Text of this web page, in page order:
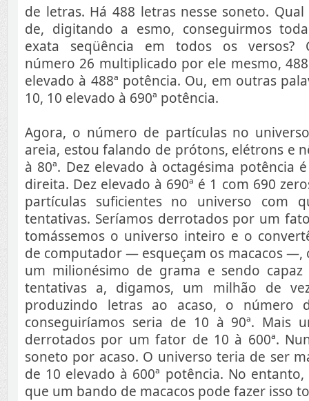
de letras. Há 488 letras nesse soneto.
de, digitando a esmo, conseguirmos
exata seqüência em todos os ver­sos?
número 26 multiplicado por ele mesmo,
elevado à 488ª potência. Ou, em outras
10, 10 elevado à 690ª potência.
Agora, o número de partículas no
areia, estou falando de prótons, elétrons e
à 80ª. Dez elevado à octagésima potência
direita. Dez elevado à 690ª é 1 com 690
partículas suficien­tes no universo com
tentativas. Se­ríamos derrotados por um
tomássemos o universo inteiro e o
de computador — esqueçam os macacos —,
um milionésimo de grama e sendo capaz
tentativas a, digamos, um mi­lhão de
produzindo letras ao aca­so, o número
conseguiríamos seria de 10 à 90ª. Mais
derrotados por um fator de 10 à 600ª.
soneto por acaso. O universo teria de ser
de 10 elevado à 600ª potência. No
que um bando de macacos pode fazer isso